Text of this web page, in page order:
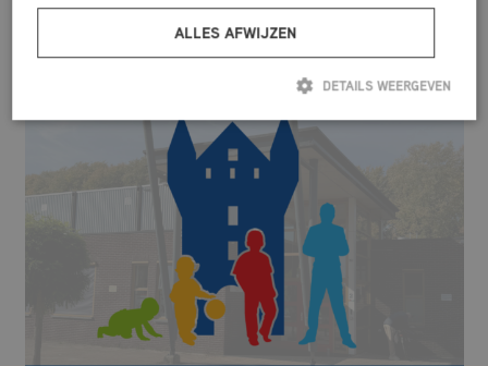
ANDER NIEUWS
ALLES AFWIJZEN
DETAILS WEERGEVEN
Strikt noodzakelijk Prestatie
Strikt noodzakelijke cookies maken de kernfunctionaliteiten van de website
mogelijk, zoals gebruikersaanmelding en accountbeheer. De website kan niet
goed worden gebruikt zonder de strikt noodzakelijke cookies.
Aanbieder
Domein
Vervaldatum
CookieScriptConsent CookieScript
4 weken 2
dagen
Deze cookie